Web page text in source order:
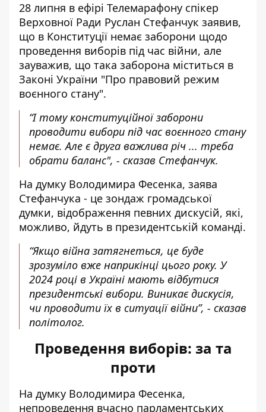
28 липня в ефірі Телемарафону спікер
Верховної Ради Руслан Стефанчук заявив,
що в Конституції немає заборони щодо
проведення виборів під час війни, але
зауважив, що така заборона міститься в
Законі України "Про правовий режим
воєнного стану".
“І тому конституційної заборони
проводити вибори під час воєнного стану
немає. Але є друга важлива річ ... треба
обрати баланс", - сказав Стефанчук.
На думку Володимира Фесенка, заява
Стефанчука - це зондаж громадської
думки, відображення певних дискусій, які,
можливо, йдуть в президентській команді.
“Якщо війна затягнеться, це буде
зрозуміло вже наприкінці цього року. У
2024 році в Україні мають відбутися
президентські вибори. Виникає дискусія,
чи проводити їх в ситуації війни”, - сказав
політолог.
Проведення виборів: за та
проти
На думку Володимира Фесенка,
непроведення вчасно парламентських